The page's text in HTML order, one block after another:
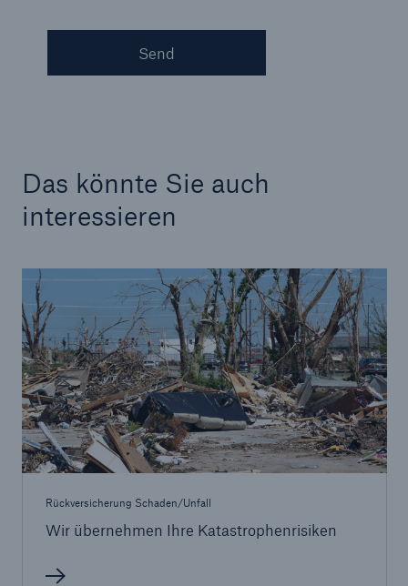
Send
Das könnte Sie auch
interessieren
Rückversicherung Schaden/Unfall
Wir übernehmen Ihre Katastrophenrisiken
Fakten
CLARA reduziert die Wartezeit bis zur
Leistungsentscheidung in der BU-
Versicherung bis zu
50 %
Cyber